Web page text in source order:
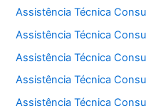
Assistência Técnica
Assistência Técnica
Assistência Técnica
Assistência Técnica
Assistência Técnica